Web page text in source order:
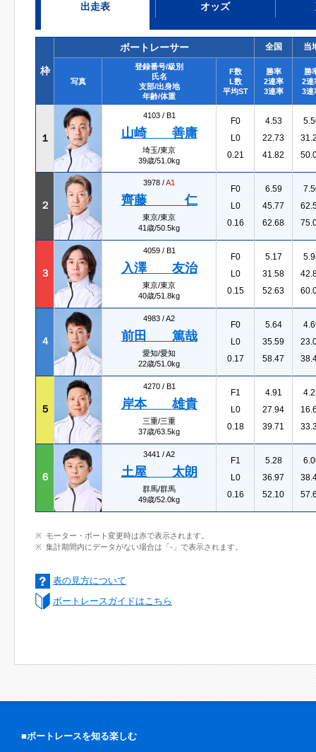
出走表 オッズ
枠
ボートレーサー 全国 当
写真
登録番号/級別
氏名
支部/出身地
年齢/体重
F数
L数
平均ST
勝率
2連率
3連率
勝
2連
3連
１
4103 / B1
山崎 善庸
埼玉/東京
39歳/51.0kg
F0
L0
0.21
4.53
22.73
41.82
２
3978 /A1
齊藤 仁
東京/東京
41歳/50.5kg
F0
L0
0.16
6.59
45.77
62.68
３
4059 / B1
入澤 友治
東京/東京
40歳/51.8kg
F0
L0
0.15
5.17
31.58
52.63
４
4983 /A2
前田 篤哉
愛知/愛知
22歳/51.0kg
F0
L0
0.17
5.64
35.59
58.47
５
4270 / B1
岸本 雄貴
三重/三重
37歳/63.5kg
F1
L0
0.18
4.91
27.94
39.71
６
3441 /A2
土屋 太朗
群馬/群馬
49歳/52.0kg
F1
L0
0.16
5.28
36.97
52.10
モーター・ボート変更時は赤で表示されます。
集計期間内にデータがない場合は「-」で表示されます。
表の見方について
ボートレースガイドはこちら
■ボートレースを知る楽しむ